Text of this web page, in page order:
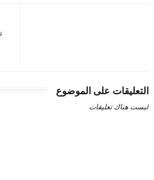
التعليقات على الموضوع
ليست هناك تعليقات